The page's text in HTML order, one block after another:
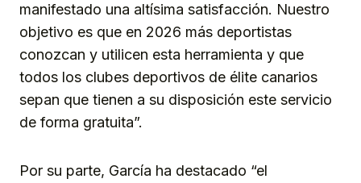
manifestado una altísima satisfacción. Nuestro
objetivo es que en 2026 más deportistas
conozcan y utilicen esta herramienta y que
todos los clubes deportivos de élite canarios
sepan que tienen a su disposición este servicio
de forma gratuita”.
Por su parte, García ha destacado “el